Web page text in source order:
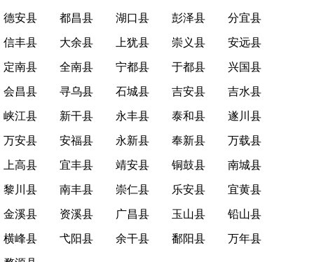
德安县 都昌县 湖口县 彭泽县 分宜县
信丰县 大余县 上犹县 崇义县 安远县
定南县 全南县 宁都县 于都县 兴国县
会昌县 寻乌县 石城县 吉安县 吉水县
峡江县 新干县 永丰县 泰和县 遂川县
万安县 安福县 永新县 奉新县 万载县
上高县 宜丰县 靖安县 铜鼓县 南城县
黎川县 南丰县 崇仁县 乐安县 宜黄县
金溪县 资溪县 广昌县 玉山县 铅山县
横峰县 弋阳县 余干县 鄱阳县 万年县